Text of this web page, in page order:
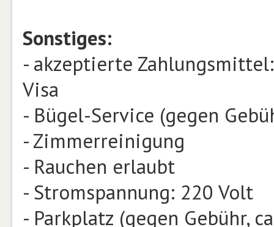
Sonstiges:
- akzeptierte
Visa
- Bügel-Service (gegen
- Zimmerreinigung
- Rauchen erlaubt
- Stromspannung: 220 Volt
- Parkplatz (gegen Gebühr,